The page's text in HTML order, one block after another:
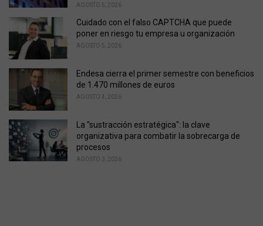
AGOSTO 5, 2026
Cuidado con el falso CAPTCHA que puede
poner en riesgo tu empresa u organización
AGOSTO 5, 2026
Endesa cierra el primer semestre con beneficios
de 1.470 millones de euros
AGOSTO 4, 2026
La "sustracción estratégica": la clave
organizativa para combatir la sobrecarga de
procesos
AGOSTO 3, 2026